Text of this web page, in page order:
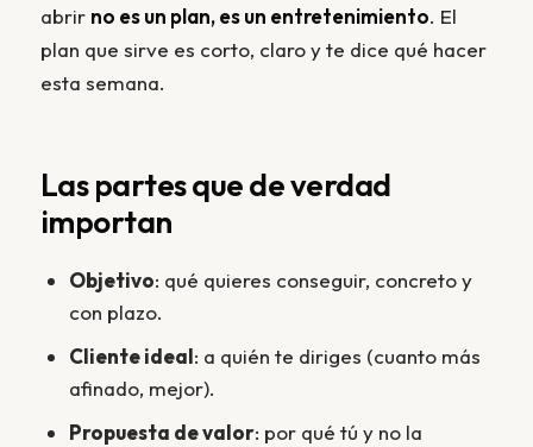
abrir no es un plan, es un entretenimiento. El
plan que sirve es corto, claro y te dice qué hacer
esta semana.
Las partes que de verdad
importan
Objetivo: qué quieres conseguir, concreto y
con plazo.
Cliente ideal: a quién te diriges (cuanto más
afinado, mejor).
Propuesta de valor: por qué tú y no la